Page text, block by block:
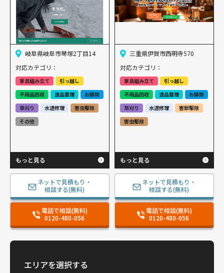
岐阜県岐阜市琴塚2丁目14
対応カテゴリ：
家具組み立て
引っ越し
不用品回収
遺品整理
お掃除
草刈り
水道修理
害虫駆除
その他
もっと見る
ネットで見積もり・
相談する(無料)
電話で相談(無料)
0120-480-056
三重県伊賀市西明寺570
対応カテゴリ：
家具組み立て
引っ越し
不用品回収
遺品整理
お掃除
草刈り
水道修理
害獣駆除
害虫駆除
もっと見る
ネットで見積もり・
相談する(無料)
電話で相談(無料)
0120-480-056
エリアを選択する